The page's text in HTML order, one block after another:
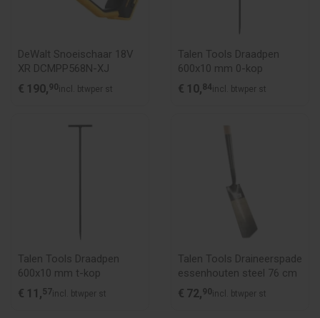
DeWalt Snoeischaar 18V
XR DCMPP568N-XJ
€ 190,90 incl. btwper st
Talen Tools Draadpen
600x10 mm 0-kop
€ 10,84 incl. btwper st
Talen Tools Draadpen
600x10 mm t-kop
€ 11, 57incl. btwper st
Talen Tools Draineerspade
essenhouten steel 76 cm
€ 72,90 incl. btwper st